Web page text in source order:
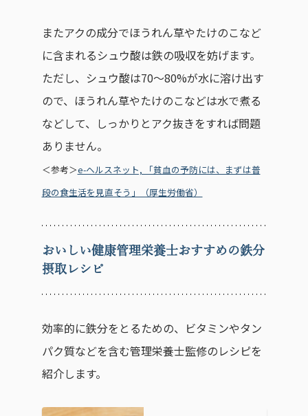
またアクの成分でほうれん草やたけのこなど
に含まれるシュウ酸は鉄の吸収を妨げます。
ただし、シュウ酸は70～80%が水に溶け出す
ので、ほうれん草やたけのこなどは水で煮る
などして、しっかりとアク抜きをすれば問題
ありません。
＜参考＞e-ヘルスネット, 「貧血の予防には、まずは普
段の食生活を見直そう」（厚生労働省）
おいしい健康管理栄養士おすすめの鉄分
摂取レシピ
効率的に鉄分をとるための、ビタミンやタン
パク質などを含む管理栄養士監修のレシピを
紹介します。